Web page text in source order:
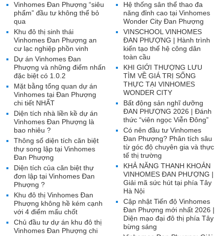
Hệ thống sân thể thao đa
năng đỉnh cao tại Vinhomes
Wonder City Đan Phượng
VINSCHOOL VINHOMES
ĐAN PHƯỢNG | Hành trình
kiến tạo thế hệ công dân
toàn cầu
KHI GIỚI THƯỢNG LƯU
TÌM VỀ GIÁ TRỊ SỐNG
THỰC TẠI VINHOMES
WONDER CITY
Bất động sản nghĩ dưỡng
ĐAN PHƯỢNG 2026 | Đánh
thức “viên ngọc Viễn Đông”
Có nên đầu tư Vinhomes
Đan Phượng? Phân tích sâu
từ góc độ chuyên gia và thực
tế thị trường
KHẢ NĂNG THANH KHOẢN
VINHOMES ĐAN PHƯỢNG |
Giải mã sức hút tại phía Tây
Hà Nội
Cập nhật Tiến độ Vinhomes
Đan Phượng mới nhất 2026 |
Diện mạo đại đô thị phía Tây
bừng sáng
Vinhomes Đan Phượng “siêu
phẩm” đầu tư không thể bỏ
qua
Khu đô thị sinh thái
Vinhomes Đan Phượng an
cư lạc nghiệp phồn vinh
Dự án Vinhomes Đan
Phượng và những điểm nhấn
đặc biệt có 1.0.2
Mặt bằng tổng quan dự án
Vinhomes tại Đan Phượng
chi tiết NHẤT
Diện tích nhà liền kề dự án
Vinhomes Đan Phượng là
bao nhiêu ?
Thông số diện tích căn biệt
thự song lập tại Vinhomes
Đan Phượng
Diện tích của căn biệt thự
đơn lập tại Vinhomes Đan
Phượng ?
Khu đô thị Vinhomes Đan
Phượng không hề kém cạnh
với 4 điểm mấu chốt
Chủ đầu tư dự án khu đô thị
Vinhomes Đan Phượng chi